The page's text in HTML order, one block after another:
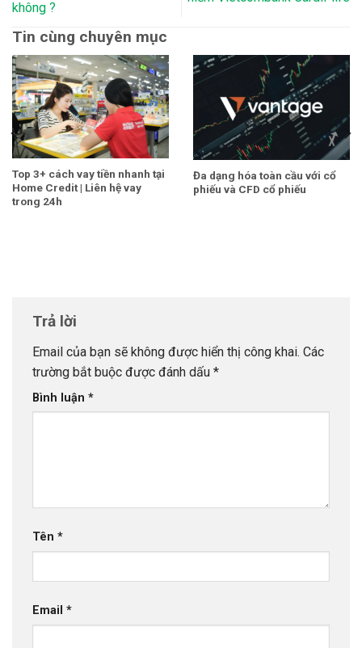
không ?
Tin cùng chuyên mục
Top 3+ cách vay tiền nhanh tại
Home Credit | Liên hệ vay
trong 24h
Đa dạng hóa toàn cầu với cổ
phiếu và CFD cổ phiếu
Trả lời
Email của bạn sẽ không được hiển thị công khai. Các
trường bắt buộc được đánh dấu *
Bình luận *
Tên *
Email *